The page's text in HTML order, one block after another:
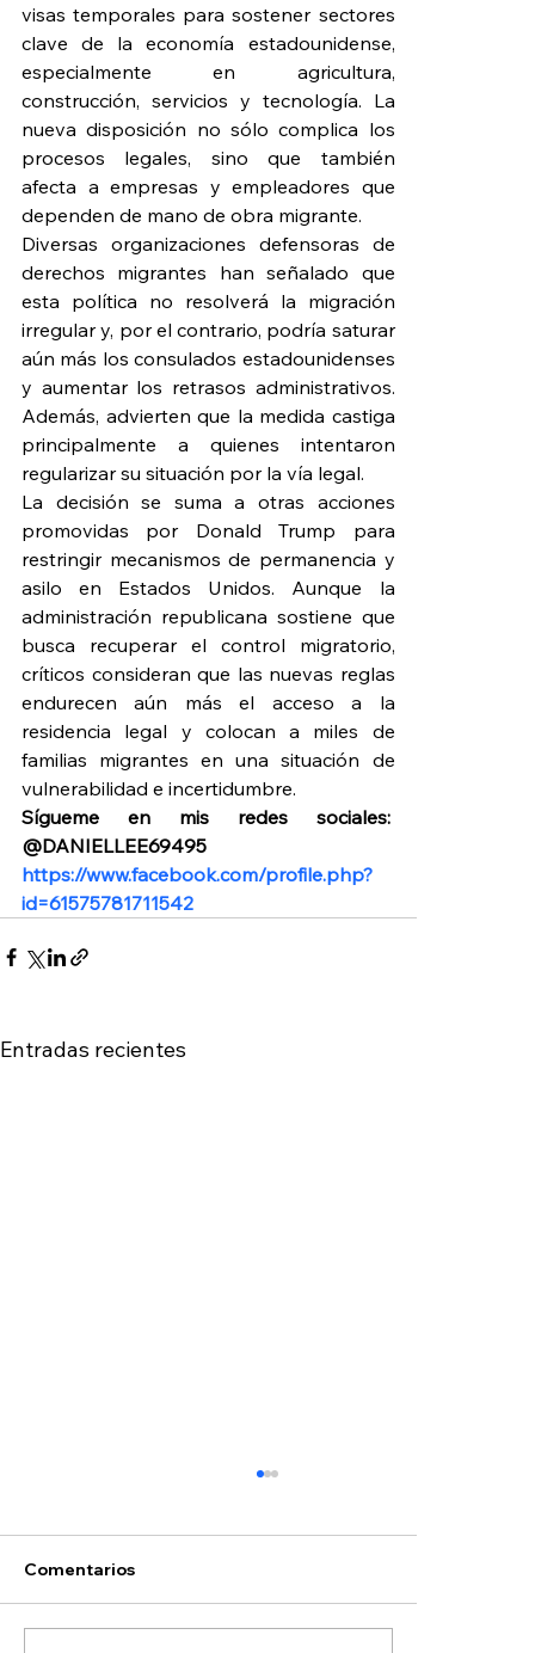
visas temporales para sostener sectores
clave de la economía estadounidense,
especialmente en agricultura,
construcción, servicios y tecnología. La
nueva disposición no sólo complica los
procesos legales, sino que también
afecta a empresas y empleadores que
dependen de mano de obra migrante.
Diversas organizaciones defensoras de
derechos migrantes han señalado que
esta política no resolverá la migración
irregular y, por el contrario, podría saturar
aún más los consulados estadounidenses
y aumentar los retrasos administrativos.
Además, advierten que la medida castiga
principalmente a quienes intentaron
regularizar su situación por la vía legal.
La decisión se suma a otras acciones
promovidas por Donald Trump para
restringir mecanismos de permanencia y
asilo en Estados Unidos. Aunque la
administración republicana sostiene que
busca recuperar el control migratorio,
críticos consideran que las nuevas reglas
endurecen aún más el acceso a la
residencia legal y colocan a miles de
familias migrantes en una situación de
vulnerabilidad e incertidumbre.
Sígueme en mis redes sociales:
https://www.facebook.com/profile.php?
id=61575781711542
Entradas recientes
Comentarios